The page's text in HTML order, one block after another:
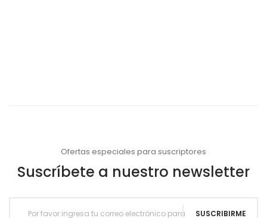
Ofertas especiales para suscriptores
Suscríbete a nuestro newsletter
SUSCRIBIRME